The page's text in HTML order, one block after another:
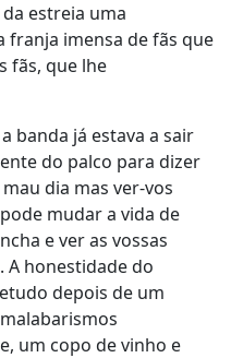
estreia uma
franja imensa de fãs que
fãs, que lhe
banda já estava a sair
do palco para dizer
dia mas ver-vos
mudar a vida de
e ver as vossas
A honestidade do
depois de um
um copo de vinho e